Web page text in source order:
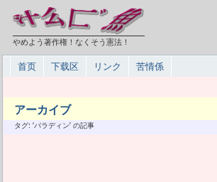
やめよう著作権！なくそう憲法！
首页 下载区 リンク 苦情係
アーカイブ
タグ: ‘パラディン’ の記事